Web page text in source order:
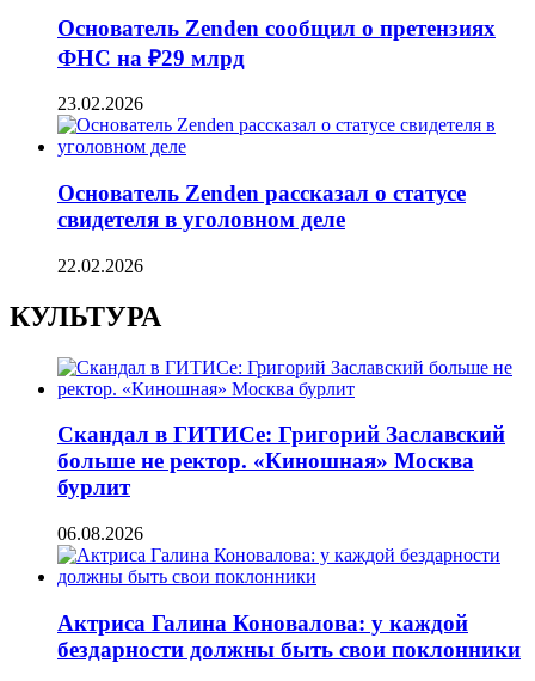
Основатель Zenden сообщил о претензиях
ФНС на ₽29 млрд
23.02.2026
Основатель Zenden рассказал о статусе
свидетеля в уголовном деле
22.02.2026
КУЛЬТУРА
Скандал в ГИТИСе: Григорий Заславский
больше не ректор. «Киношная» Москва
бурлит
06.08.2026
Актриса Галина Коновалова: у каждой
бездарности должны быть свои поклонники